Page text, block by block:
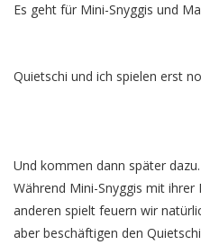
Es geht für Mini-Snyggis und
Quietschi und ich spielen erst
Und kommen dann später
Während Mini-Snyggis mit
anderen spielt feuern wir
aber beschäftigen den